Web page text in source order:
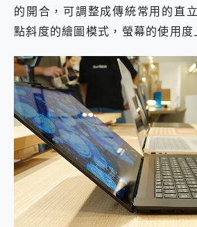
的開合，可調整成傳統常用的直
點斜度的繪圖模式，螢幕的使用度